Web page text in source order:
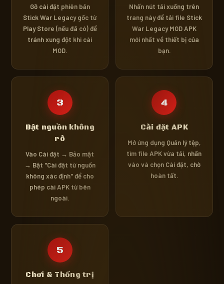
Gỡ cài đặt phiên bản
Stick War Legacy gốc từ
Play Store (nếu đã có) để
tránh xung đột khi cài
MOD.
Nhấn nút tải xuống trên
trang này để tải file Stick
War Legacy MOD APK
mới nhất về thiết bị của
bạn.
3
Bật nguồn không
rõ
Vào Cài đặt → Bảo mật
→ Bật "Cài đặt từ nguồn
không xác định" để cho
phép cài APK từ bên
ngoài.
4
Cài đặt APK
Mở ứng dụng Quản lý tệp,
tìm file APK vừa tải, nhấn
vào và chọn Cài đặt, chờ
hoàn tất.
5
Chơi & Thống trị